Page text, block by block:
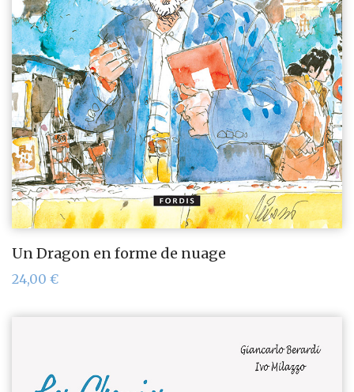
Un Dragon en forme de nuage
24,00 €